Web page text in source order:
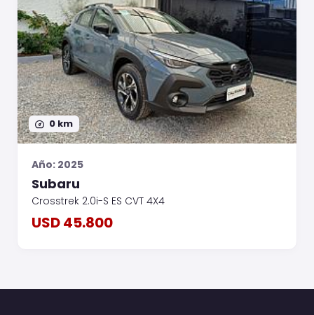
0 km
Año: 2025
Subaru
Crosstrek 2.0i-S ES CVT 4X4
USD 45.800